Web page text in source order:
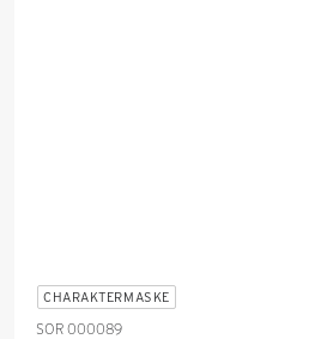
CHARAKTERMASKE
SOR 000089